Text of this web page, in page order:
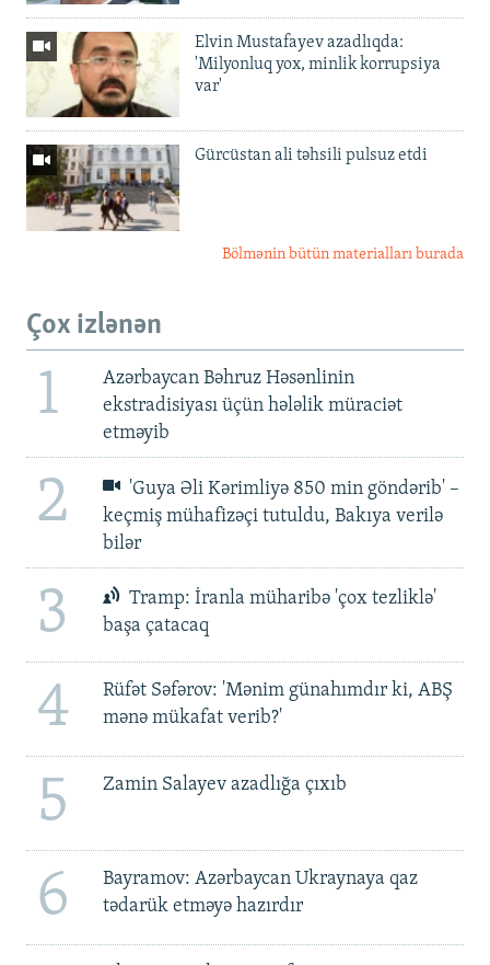
Elvin Mustafayev azadlıqda:
'Milyonluq yox, minlik korrupsiya
var'
Gürcüstan ali təhsili pulsuz etdi
Bölmənin bütün materialları burada
Çox izlənən
1
Azərbaycan Bəhruz Həsənlinin
ekstradisiyası üçün hələlik müraciət
etməyib
2
'Guya Əli Kərimliyə 850 min göndərib' –
keçmiş mühafizəçi tutuldu, Bakıya verilə
bilər
3
Tramp: İranla müharibə 'çox tezliklə'
başa çatacaq
4
Rüfət Səfərov: 'Mənim günahımdır ki, ABŞ
mənə mükafat verib?'
5 Zamin Salayev azadlığa çıxıb
6
Bayramov: Azərbaycan Ukraynaya qaz
tədarük etməyə hazırdır